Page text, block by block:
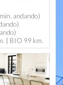
andando)
| BIO 99 km.